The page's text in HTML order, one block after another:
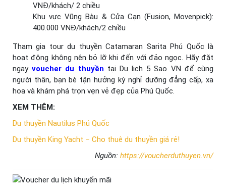
VNĐ/khách/ 2 chiều
Khu vực Vũng Bàu & Cửa Cạn (Fusion, Movenpick):
400.000 VNĐ/khách/2 chiều
Tham gia tour du thuyền Catamaran Sarita Phú Quốc là
hoạt động không nên bỏ lỡ khi đến với đảo ngọc. Hãy đặt
ngayvoucher du thuyền tại Du lịch 5 Sao VN để cùng
người thân, bạn bè tận hưởng kỳ nghỉ dưỡng đẳng cấp, xa
hoa và khám phá trọn vẹn vẻ đẹp của Phú Quốc.
XEM THÊM:
Du thuyền Nautilus Phú Quốc
Du thuyền King Yacht – Cho thuê du thuyền giá rẻ!
Nguồn: https://voucherduthuyen.vn/